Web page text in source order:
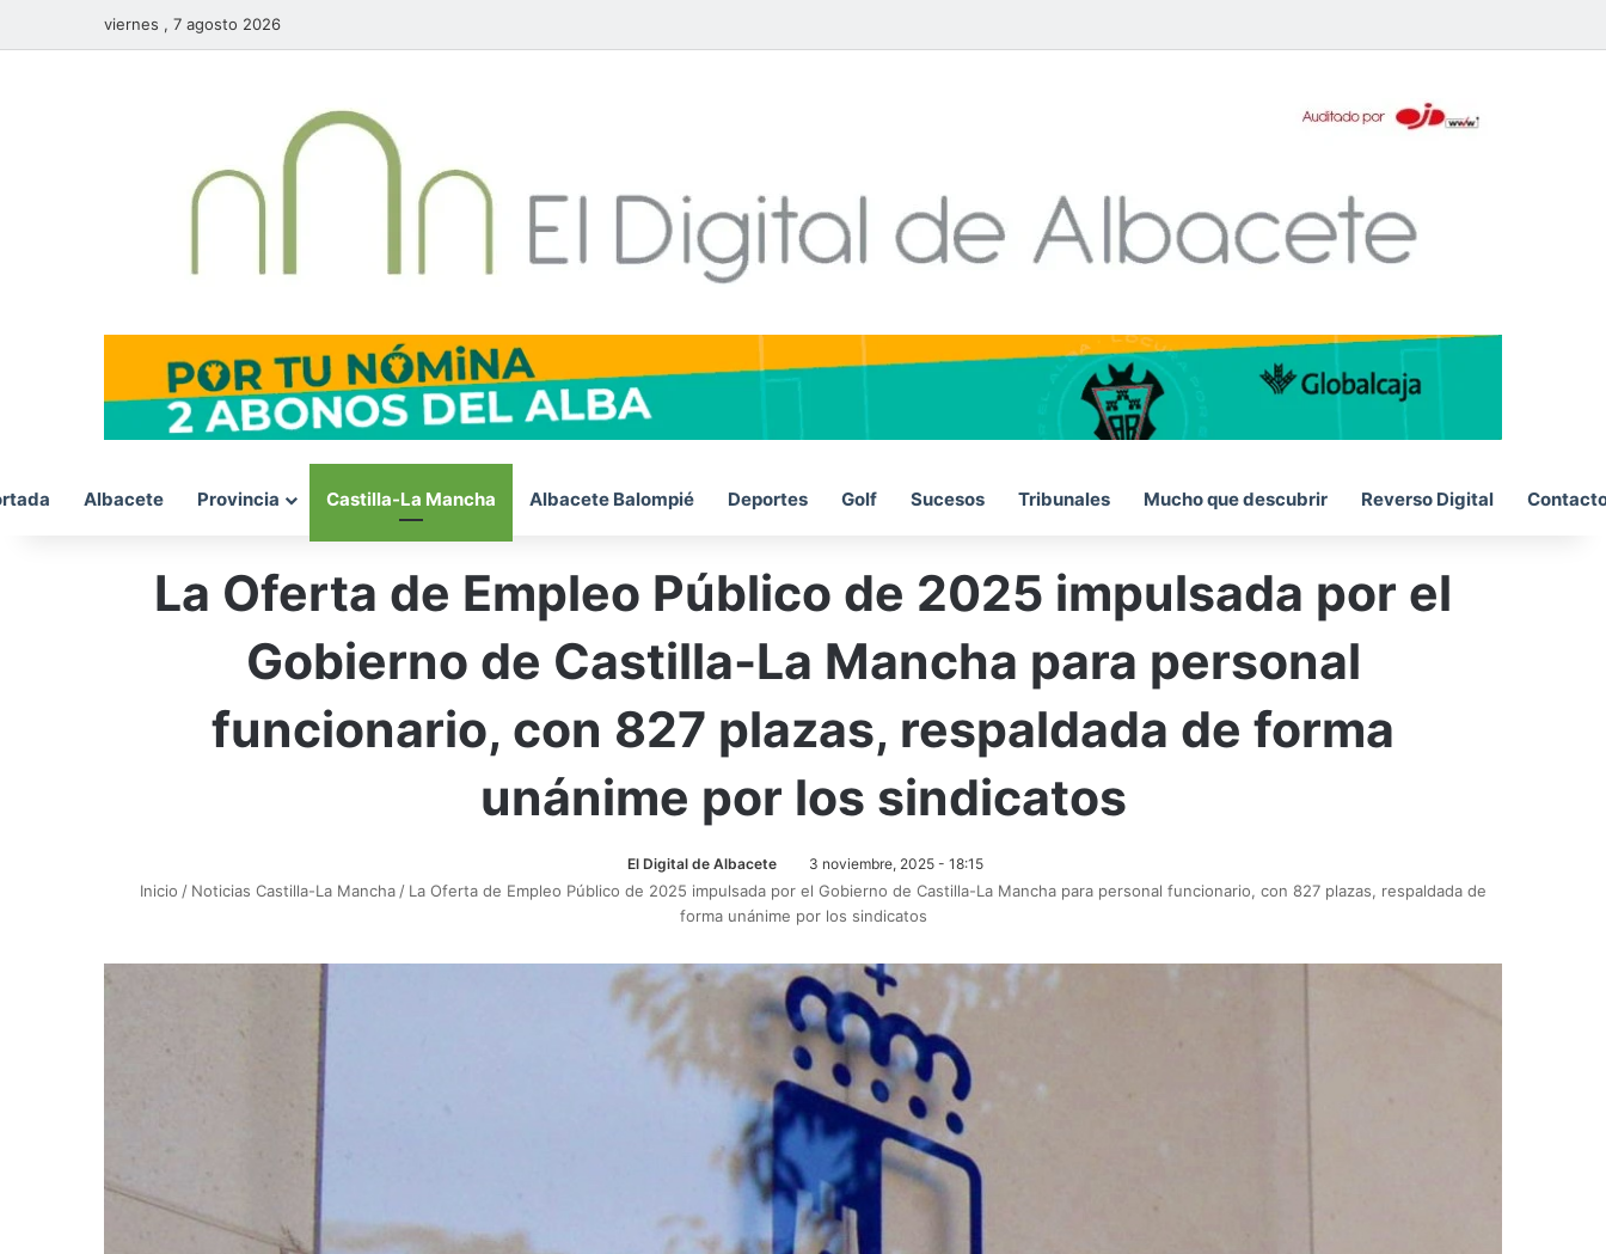
viernes , 7 agosto 2026
Albacete Provincia Castilla-La Mancha Albacete Balompié Deportes Golf Sucesos Tribunales Mucho que descubrir Reverso Digital
La Oferta de Empleo Público de 2025 impulsada por el
Gobierno de Castilla-La Mancha para personal
funcionario, con 827 plazas, respaldada de forma
unánime por los sindicatos
El Digital de Albacete 3 noviembre, 2025 - 18:15
Inicio / Noticias Castilla-La Mancha / La Oferta de Empleo Público de 2025 impulsada por el Gobierno de Castilla-La Mancha para personal funcionario, con 827 plazas, respaldada de
forma unánime por los sindicatos